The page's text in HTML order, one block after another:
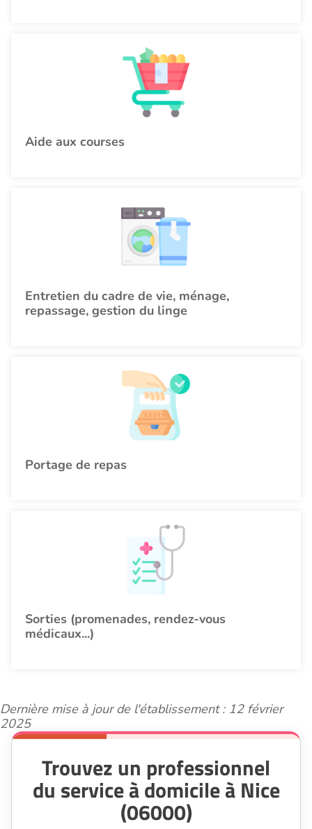
Aide aux courses
Entretien du cadre de vie, ménage,
repassage, gestion du linge
Portage de repas
Sorties (promenades, rendez-vous
médicaux...)
Dernière mise à jour de l'établissement : 12 février
2025
Trouvez un professionnel
du service à domicile à Nice
(06000)